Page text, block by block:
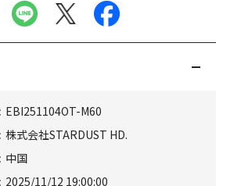
EBI251104OT-M60
株式会社STARDUST HD.
中国
2025/11/12 19:00:00